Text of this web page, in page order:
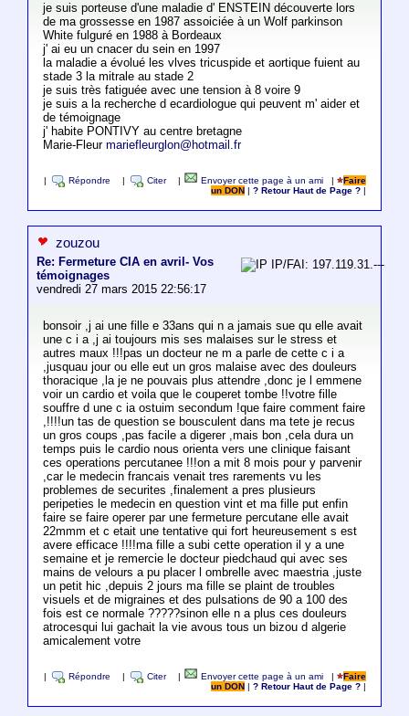
je suis porteuse d'une maladie d' ENSTEIN découverte lors
de ma grossesse en 1987 assoiciée à un Wolf parkinson
White fulguré en 1988 à Bordeaux
j' ai eu un cnacer du sein en 1997
la maladie a évolué les vlves tricuspide et aortique fuient au
stade 3 la mitrale au stade 2
je suis très fatiguée avec une tension à 8 voire 9
je suis a la recherche d ecardiologue qui peuvent m' aider et
de témoignage
j' habite PONTIVY au centre bretagne
Marie-Fleur mariefleurglon@hotmail.fr
Répondre Citer Envoyer cette page à un ami |
Faire
un DON
|? Retour Haut de Page ?
zouzou
Re: Fermeture CIA en avril- Vos
témoignages
vendredi 27 mars 2015 22:56:17
IP/FAI: 197.119.31.---
bonsoir ,j ai une fille e 33ans qui n a jamais sue qu elle avait
une c i a ,j ai toujours mis ses malaises sur le stress et
autres maux !!!pas un docteur ne m a parle de cette c i a
,jusquau jour ou elle eut un gros malaise avec des douleurs
thoracique ,la je ne pouvais plus attendre ,donc je l emmene
voir un cardio et voila que le couperet tombe !!votre fille
souffre d une c ia ostuim secondum !que faire comment faire
,!!!!un tas de question se bousculent dans ma tete je recus
un gros coups ,pas facile a digerer ,mais bon ,cela dura un
temps puis le cardio nous orienta vers une clinique faisant
ces operations percutanee !!!on a mit 8 mois pour y parvenir
,car le medecin francais venait tres rarements vu les
problemes de securites ,finalement a pres plusieurs
peripeties le medecin en question vint et ma fille put enfin
faire se faire operer par une fermeture percutane elle avait
22mmm et c etait une tentative qui fort heureusement s est
avere efficace !!!!ma fille a subi cette operation il y a une
semaine et je remercie le docteur piedchaud qui avec ses
mains de velours a pu placer l ombrelle avec maestria ,juste
un petit hic ,depuis 2 jours ma fille se plaint de troubles
visuels et de migraines et des pulsations de 90 a 100 des
fois est ce normale ?????sinon elle n a plus ces douleurs
atrocesqui lui gachait la vie avous tous un bizou d algerie
amicalement votre
Répondre Citer Envoyer cette page à un ami |
Faire
un DON
|? Retour Haut de Page ?